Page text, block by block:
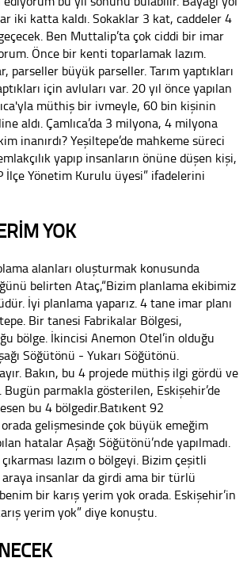
iki katta kaldı. Sokaklar 3 kat, caddeler 4
Ben Muttalip’ta çok ciddi bir imar
Önce bir kenti toparlamak lazım.
parseller büyük parseller. Tarım yaptıkları
için avluları var. 20 yıl önce yapılan
müthiş bir ivmeyle, 60 bin kişinin
aldı. Çamlıca’da 3 milyona, 4 milyona
inanırdı? Yeşiltepe’de mahkeme süreci
yapıp insanların önüne düşen kişi,
İlçe Yönetim Kurulu üyesi” ifadelerini
YOK
alanları oluşturmak konusunda
belirten Ataç,“Bizim planlama ekibimiz
İyi planlama yaparız. 4 tane imar planı
Bir tanesi Fabrikalar Bölgesi,
bölge. İkincisi Anemon Otel’in olduğu
Söğütönü - Yukarı Söğütönü.
Bakın, bu 4 projede müthiş ilgi gördü ve
parmakla gösterilen, Eskişehir’de
bu 4 bölgedir.Batıkent 92
orada gelişmesinde çok büyük emeğim
hatalar Aşağı Söğütönü’nde yapılmadı.
lazım o bölgeyi. Bizim çeşitli
araya insanlar da girdi ama bir türlü
bir karış yerim yok orada. Eskişehir’in
yerim yok” diye konuştu.